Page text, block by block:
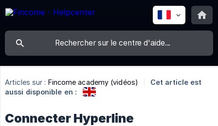
Articles sur : Fincome academy (vidéos)
Cet article est
aussi disponible en :
Connecter Hyperline